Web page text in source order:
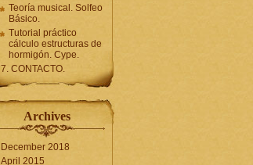
Teoría musical. Solfeo
Básico.
Tutorial práctico
cálculo estructuras de
hormigón. Cype.
7. CONTACTO.
Archives
December 2018
April 2015